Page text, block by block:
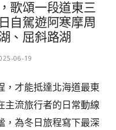
歌頌一段道東三
自駕遊阿寒摩周
、屈斜路湖
06-19
，才能抵達北海道最東
主流旅行者的日常動線
，為冬日旅程寫下最深